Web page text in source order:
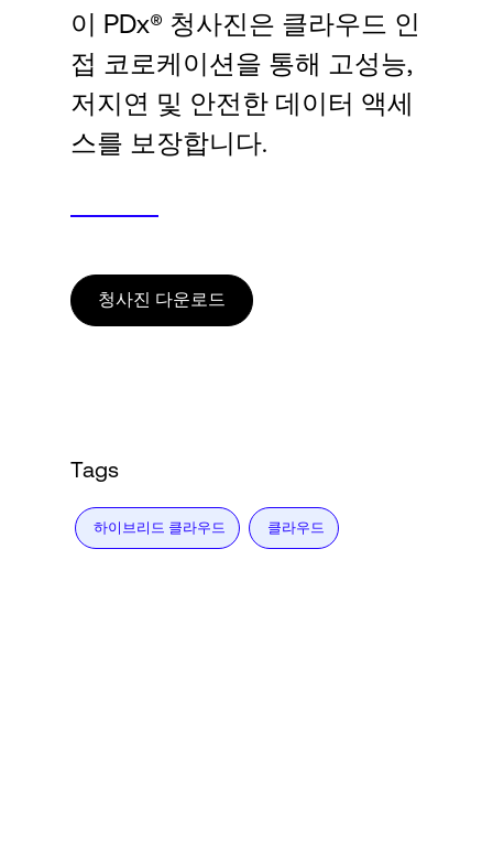
이 PDx® 청사진은 클라우드 인
접 코로케이션을 통해 고성능,
저지연 및 안전한 데이터 액세
스를 보장합니다.
청사진 다운로드
Tags
하이브리드 클라우드 클라우드